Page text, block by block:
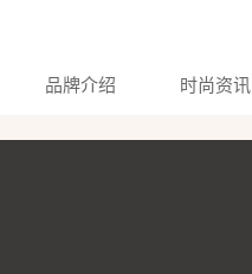
品牌介绍 时尚资讯